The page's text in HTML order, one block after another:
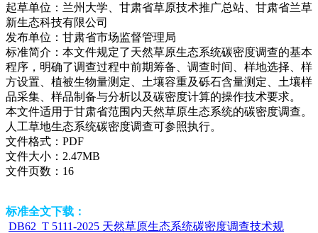
起草单位： 兰州大学、甘肃省草原技术推广总站、甘肃省兰草
新生态科技有限公司
发布单位： 甘肃省市场监督管理局
标准简介： 本文件规定了天然草原生态系统碳密度调查的基本
程序，明确了调查过程中前期筹备、调查时间、样地选择、样
方设置、植被生物量测定、土壤容重及砾石含量测定、土壤样
品采集、样品制备与分析以及碳密度计算的操作技术要求。
本文件适用于甘肃省范围内天然草原生态系统的碳密度调查。
人工草地生态系统碳密度调查可参照执行。
文件格式： PDF
文件大小： 2.47MB
文件页数： 16
标准全文下载：
DB62_T 5111-2025 天然草原生态系统碳密度调查技术规